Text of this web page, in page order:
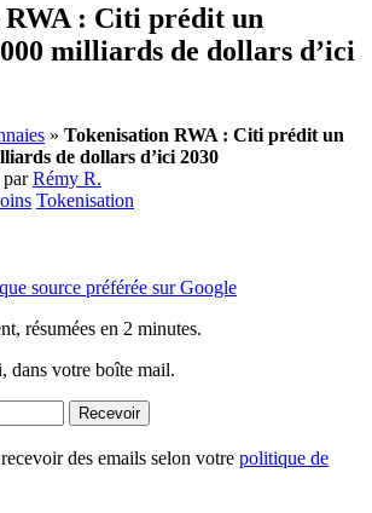
RWA : Citi prédit un
milliards de dollars d’ici
» Tokenisation RWA : Citi prédit un
de dollars d’ici 2030
parRémy R.
Tokenisation
source préférée sur Google
résumées en 2 minutes.
dans votre boîte mail.
Recevoir
des emails selon votre politique de